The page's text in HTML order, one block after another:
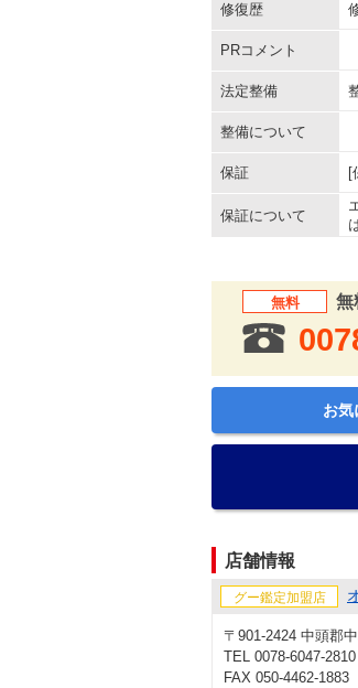
修復歴
PRコメント
法定整備
整備について
保証 [
保証について
無料 無
お気
店舗情報
グー鑑定加盟店
〒901-2424 中頭郡
TEL 0078-6047-2810
FAX 050-4462-1883